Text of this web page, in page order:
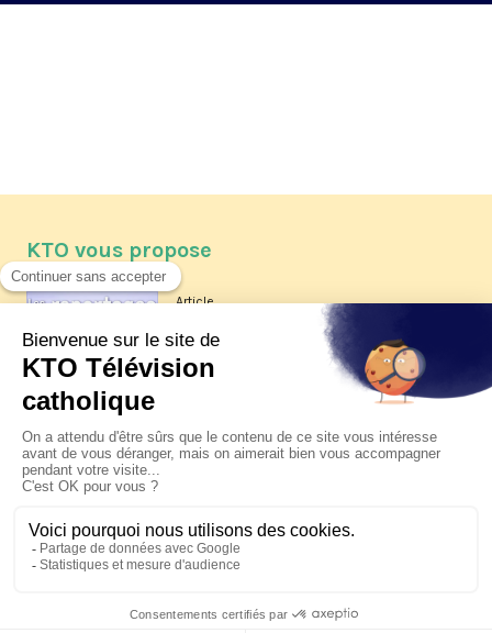
KTO vous propose
Article
Les reportages d'été 2026 de KTO
La visite pastorale du pape Léon
XIV à Assise à suivre sur KTO le
jeudi 6 août
Le pape en Uruguay, Argentine et
Pérou du 6 au 17 novembre 2026